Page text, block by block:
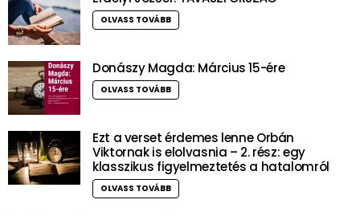
OLVASS TOVÁBB
Donászy Magda: Március 15-ére
OLVASS TOVÁBB
Ezt a verset érdemes lenne Orbán
Viktornak is elolvasnia – 2. rész: egy
klasszikus figyelmeztetés a hatalomról
OLVASS TOVÁBB